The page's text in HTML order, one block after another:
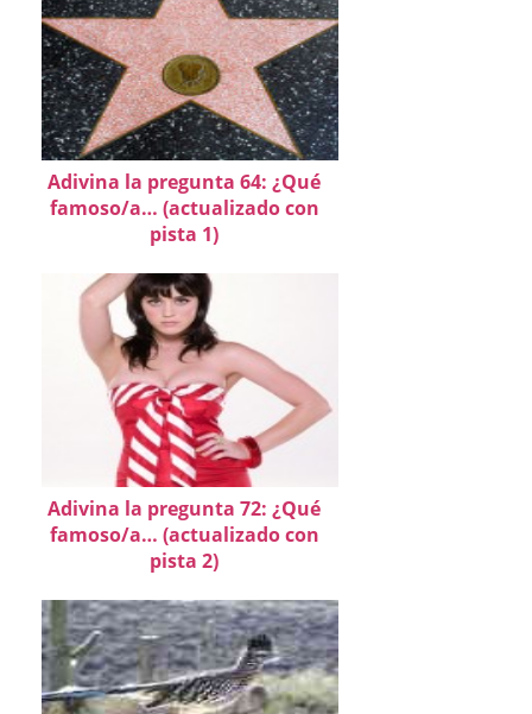
Adivina la pregunta 64: ¿Qué
famoso/a… (actualizado con
pista 1)
Adivina la pregunta 72: ¿Qué
famoso/a… (actualizado con
pista 2)